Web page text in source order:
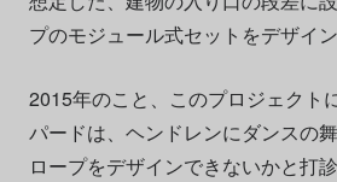
プのモジュール式セットをデザイン
2015年のこと、このプロジェクト
パードは、ヘンドレンにダンスの
ロープをデザインできないかと打